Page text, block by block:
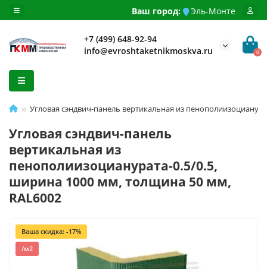
Ваш город: Эль-Монте
+7 (499) 648-92-94
info@evroshtaketnikmoskva.ru
0
Угловая сэндвич-панель вертикальная из
Угловая сэндвич-панель
вертикальная из
пенополиизоцианурата-0.5/0.5,
ширина 1000 мм, толщина 50 мм,
RAL6002
Ваша скидка: -17%
/м2